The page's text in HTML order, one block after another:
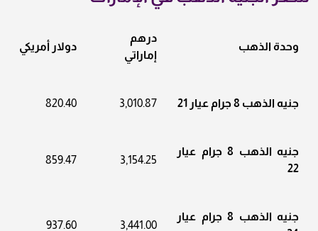
وحدة الذهب
درهم
إماراتي
دولار أمريكي
جنيه الذهب 8 جرام عيار 21 3,010.87
820.40
جنيه الذهب 8 جرام عيار
22
3,154.25
859.47
جنيه الذهب 8 جرام عيار
3,441.00
937.60